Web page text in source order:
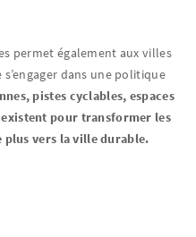
permet également aux villes
dans une politique
pistes cyclables, espaces
pour transformer les
plus vers la ville durable.